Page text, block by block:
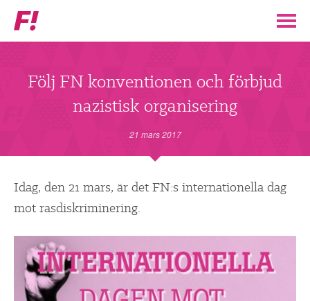
Feministiskt
initiativ
ENGAGERA DIG I F! ▼
PARTILEDARE
Följ FN konventionen och förbjud
nazistisk organisering
21 mars 2017
Idag, den 21 mars, är det FN:s internationella dag
mot rasdiskriminering.